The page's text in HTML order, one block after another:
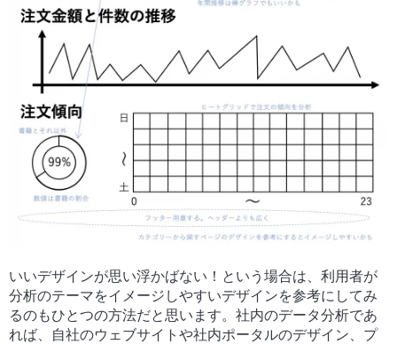
いいデザインが思い浮かばない！という場合は、利用者が
分析のテーマをイメージしやすいデザインを参考にしてみ
るのもひとつの方法だと思います。社内のデータ分析であ
れば、自社のウェブサイトや社内ポータルのデザイン、プ